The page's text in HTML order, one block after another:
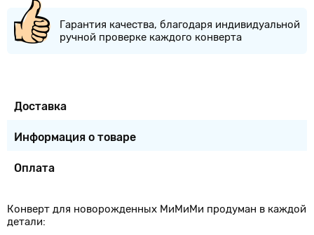
Гарантия качества, благодаря индивидуальной
ручной проверке каждого конверта
Доставка
Информация о товаре
Оплата
Конверт для новорожденных МиМиМи продуман в каждой
детали: